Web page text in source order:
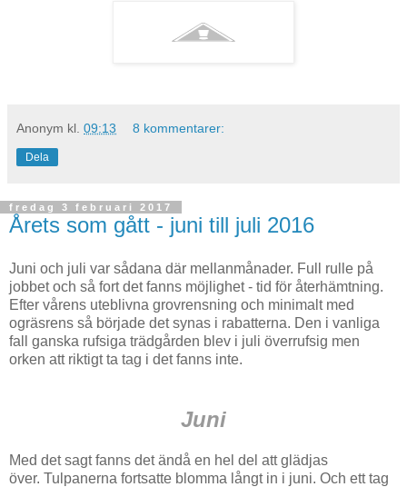
Anonym kl. 09:13 8 kommentarer:
Dela
fredag 3 februari 2017
Årets som gått - juni till juli 2016
Juni och juli var sådana där mellanmånader. Full rulle på
jobbet och så fort det fanns möjlighet - tid för återhämtning.
Efter vårens uteblivna grovrensning och minimalt med
ogräsrens så började det synas i rabatterna. Den i vanliga
fall ganska rufsiga trädgården blev i juli överrufsig men
orken att riktigt ta tag i det fanns inte.
Juni
Med det sagt fanns det ändå en hel del att glädjas
över. Tulpanerna fortsatte blomma långt in i juni. Och ett tag